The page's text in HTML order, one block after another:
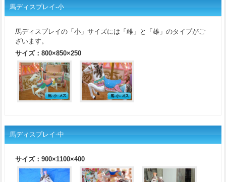
馬ディスプレイ-小
馬ディスプレイの「小」サイズには「雌」と「雄」のタイプがご
ざいます。
サイズ：800×850×250
馬ディスプレイ-中
サイズ：900×1100×400